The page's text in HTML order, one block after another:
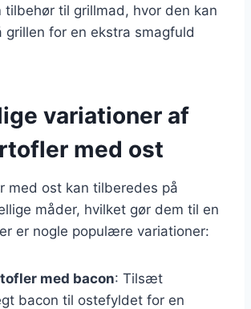
til grillmad, hvor den kan
grillen for en ekstra smagfuld
variationer af
med ost
med ost kan tilberedes på
måder, hvilket gør dem til en
er nogle populære variationer:
med bacon: Tilsæt
bacon til ostefyldet for en